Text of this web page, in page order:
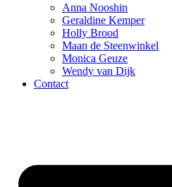
Anna Nooshin
Geraldine Kemper
Holly Brood
Maan de Steenwinkel
Monica Geuze
Wendy van Dijk
Contact